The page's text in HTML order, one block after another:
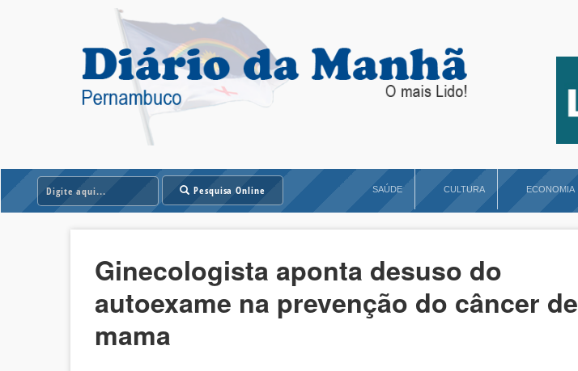
Pesquisa Online SAÚDE CULTURA ECONOMIA
Ginecologista aponta desuso do
autoexame na prevenção do câncer de
mama